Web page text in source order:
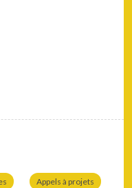
Appels à projets